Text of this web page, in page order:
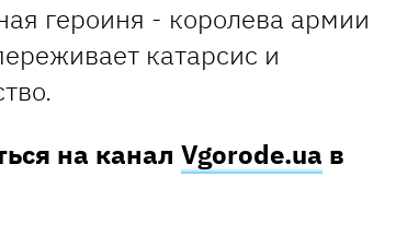
героиня - королева армии
катарсис и
на канал Vgorode.ua в